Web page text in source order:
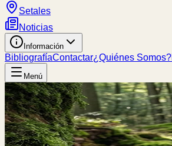
Setales
Noticias
Información
BibliografíaContactar¿Quiénes Somos?
Menú